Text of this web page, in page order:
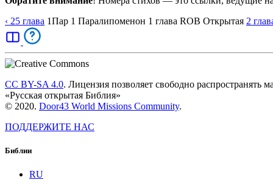
‹ 25 глава 1Пар 1 Паралипоменон 1 глава ROB Открытая 2
CC BY-SA 4.0. Лицензия позволяет свободно распространять
«Русская открытая Библия»
© 2020. Door43 World Missions Community.
ПОДДЕРЖИТЕ НАС
Библии
RU